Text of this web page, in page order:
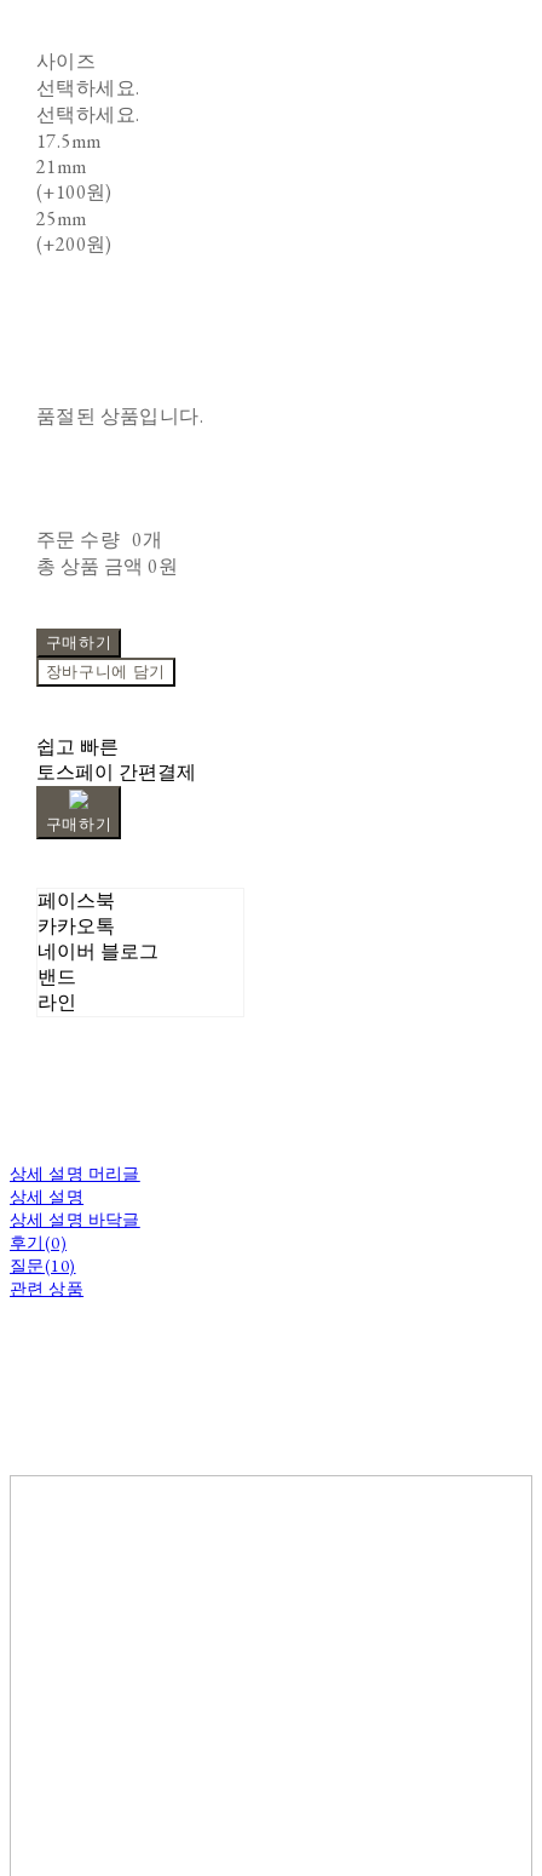
사이즈
선택하세요.
선택하세요.
17.5mm
21mm
(+100원)
25mm
(+200원)
품절된 상품입니다.
주문 수량 0개
총 상품 금액 0원
구매하기
장바구니에 담기
쉽고 빠른
토스페이 간편결제
구매하기
페이스북
카카오톡
네이버 블로그
밴드
라인
상세 설명 머리글
상세 설명
상세 설명 바닥글
후기(0)
질문(10)
관련 상품